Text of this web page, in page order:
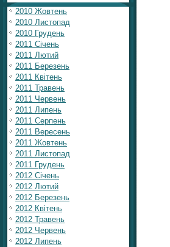
2010 Жовтень
2010 Листопад
2010 Грудень
2011 Січень
2011 Лютий
2011 Березень
2011 Квітень
2011 Травень
2011 Червень
2011 Липень
2011 Серпень
2011 Вересень
2011 Жовтень
2011 Листопад
2011 Грудень
2012 Січень
2012 Лютий
2012 Березень
2012 Квітень
2012 Травень
2012 Червень
2012 Липень